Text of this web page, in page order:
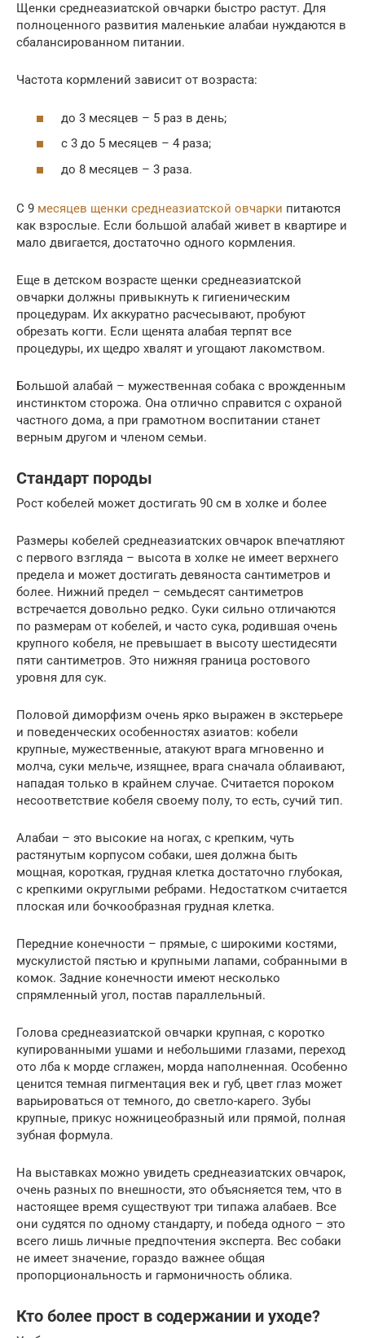
Щенки среднеазиатской овчарки быстро растут. Для
полноценного развития маленькие алабаи нуждаются в
сбалансированном питании.
Частота кормлений зависит от возраста:
до 3 месяцев – 5 раз в день;
с 3 до 5 месяцев – 4 раза;
до 8 месяцев – 3 раза.
С 9 месяцев щенки среднеазиатской овчарки питаются
как взрослые. Если большой алабай живет в квартире и
мало двигается, достаточно одного кормления.
Еще в детском возрасте щенки среднеазиатской
овчарки должны привыкнуть к гигиеническим
процедурам. Их аккуратно расчесывают, пробуют
обрезать когти. Если щенята алабая терпят все
процедуры, их щедро хвалят и угощают лакомством.
Большой алабай – мужественная собака с врожденным
инстинктом сторожа. Она отлично справится с охраной
частного дома, а при грамотном воспитании станет
верным другом и членом семьи.
Стандарт породы
Рост кобелей может достигать 90 см в холке и более
Размеры кобелей среднеазиатских овчарок впечатляют
с первого взгляда – высота в холке не имеет верхнего
предела и может достигать девяноста сантиметров и
более. Нижний предел – семьдесят сантиметров
встречается довольно редко. Суки сильно отличаются
по размерам от кобелей, и часто сука, родившая очень
крупного кобеля, не превышает в высоту шестидесяти
пяти сантиметров. Это нижняя граница ростового
уровня для сук.
Половой диморфизм очень ярко выражен в экстерьере
и поведенческих особенностях азиатов: кобели
крупные, мужественные, атакуют врага мгновенно и
молча, суки мельче, изящнее, врага сначала облаивают,
нападая только в крайнем случае. Считается пороком
несоответствие кобеля своему полу, то есть, сучий тип.
Алабаи – это высокие на ногах, с крепким, чуть
растянутым корпусом собаки, шея должна быть
мощная, короткая, грудная клетка достаточно глубокая,
с крепкими округлыми ребрами. Недостатком считается
плоская или бочкообразная грудная клетка.
Передние конечности – прямые, с широкими костями,
мускулистой пястью и крупными лапами, собранными в
комок. Задние конечности имеют несколько
спрямленный угол, постав параллельный.
Голова среднеазиатской овчарки крупная, с коротко
купированными ушами и небольшими глазами, переход
ото лба к морде сглажен, морда наполненная. Особенно
ценится темная пигментация век и губ, цвет глаз может
варьироваться от темного, до светло-карего. Зубы
крупные, прикус ножницеобразный или прямой, полная
зубная формула.
На выставках можно увидеть среднеазиатских овчарок,
очень разных по внешности, это объясняется тем, что в
настоящее время существуют три типажа алабаев. Все
они судятся по одному стандарту, и победа одного – это
всего лишь личные предпочтения эксперта. Вес собаки
не имеет значение, гораздо важнее общая
пропорциональность и гармоничность облика.
Кто более прост в содержании и уходе?